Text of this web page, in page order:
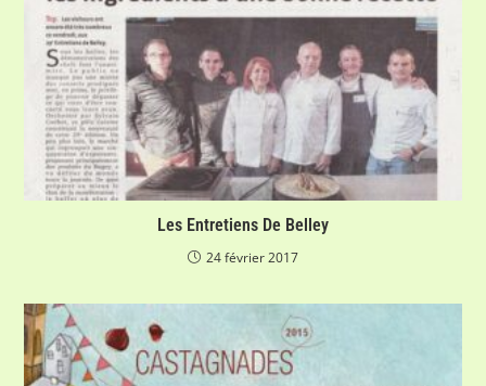
Les Entretiens De Belley
24 février 2017